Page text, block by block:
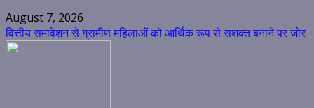
August 7, 2026
वित्तीय समावेशन से ग्रामीण महिलाओं को आर्थिक रूप से सशक्त बनाने पर जोर